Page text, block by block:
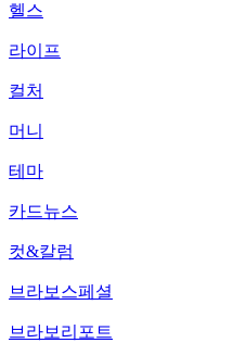
헬스
라이프
컬처
머니
테마
카드뉴스
컷&칼럼
브라보스페셜
브라보리포트